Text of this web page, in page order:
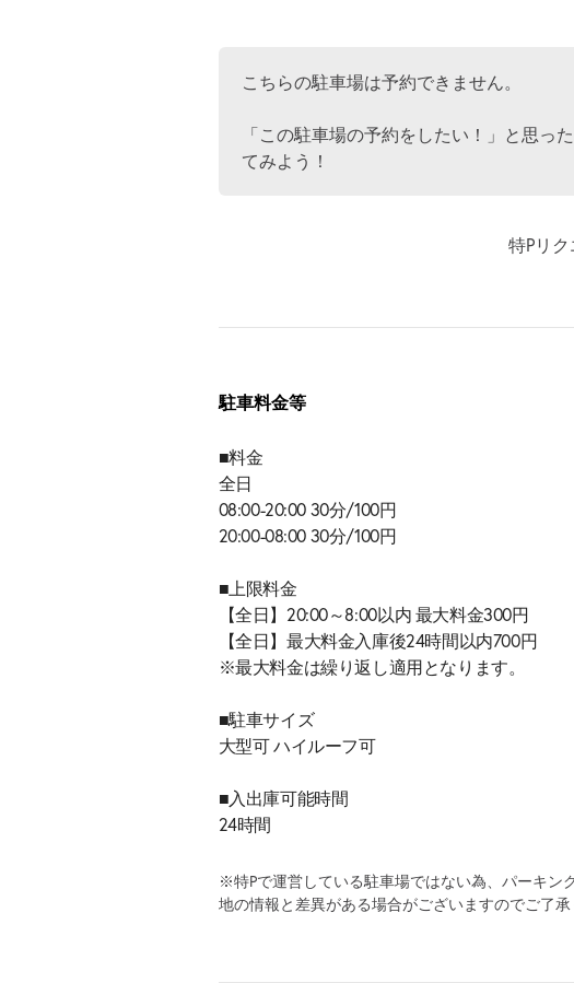
こちらの駐車場は予約できません。
「この駐車場の予約をしたい！」と思っ
てみよう！
特Pリ
駐車料金等
■料金
全日
08:00-20:00 30分/100円
20:00-08:00 30分/100円
■上限料金
【全日】20:00～8:00以内 最大料金300円
【全日】最大料金入庫後24時間以内700円
※最大料金は繰り返し適用となります。
■駐車サイズ
大型可 ハイルーフ可
■入出庫可能時間
24時間
※特Pで運営している駐車場ではない為、パーキン
地の情報と差異がある場合がございますのでご了承